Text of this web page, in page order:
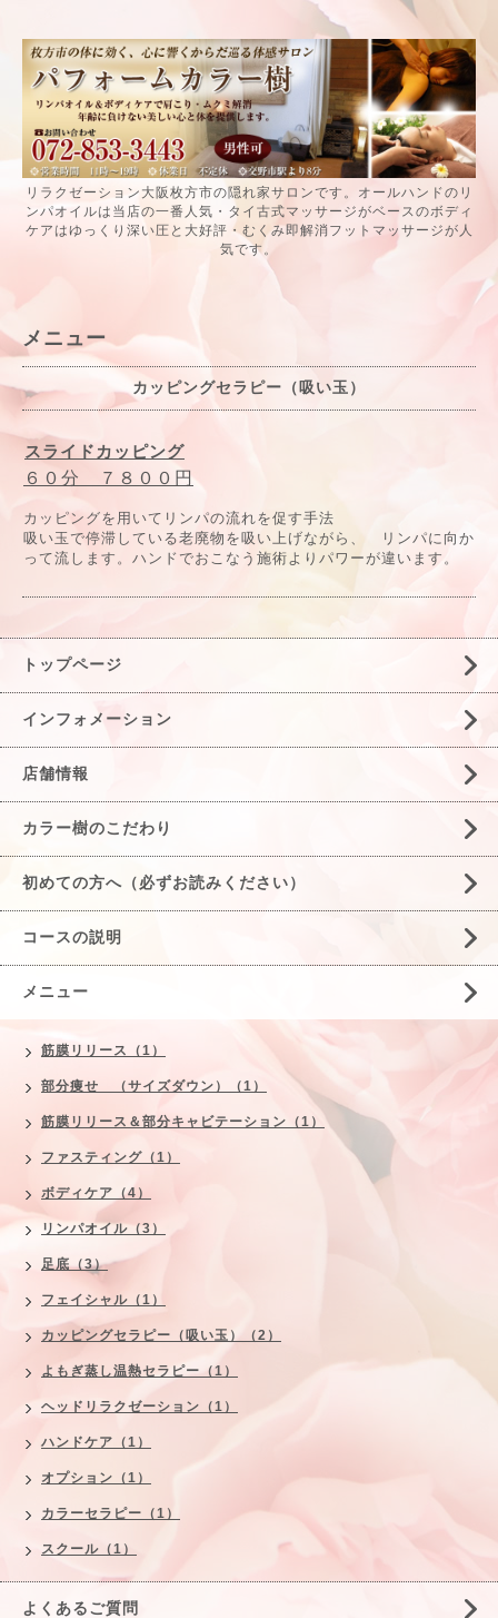
リラクゼーション大阪枚方市の隠れ家サロンです。オールハンドのリ
ンパオイルは当店の一番人気・タイ古式マッサージがベースのボディ
ケアはゆっくり深い圧と大好評・むくみ即解消フットマッサージが人
気です。
メニュー
カッピングセラピー（吸い玉）
スライドカッピング
６０分 ７８００円
カッピングを用いてリンパの流れを促す手法
吸い玉で停滞している老廃物を吸い上げながら、
リンパに向か
って流します。ハンドでおこなう施術よりパワーが違います。
トップページ
インフォメーション
店舗情報
カラー樹のこだわり
初めての方へ（必ずお読みください）
コースの説明
メニュー
筋膜リリース（1）
部分痩せ （サイズダウン）（1）
筋膜リリース＆部分キャビテーション（1）
ファスティング（1）
ボディケア（4）
リンパオイル（3）
足底（3）
フェイシャル（1）
カッピングセラピー（吸い玉）（2）
よもぎ蒸し温熱セラピー（1）
ヘッドリラクゼーション（1）
ハンドケア（1）
オプション（1）
カラーセラピー（1）
スクール（1）
よくあるご質問